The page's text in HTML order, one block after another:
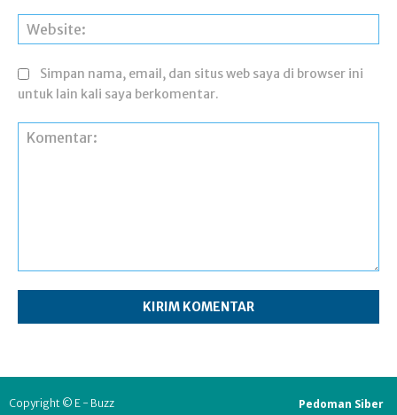
Simpan nama, email, dan situs web saya di browser ini
untuk lain kali saya berkomentar.
Copyright © E - Buzz Pedoman Siber